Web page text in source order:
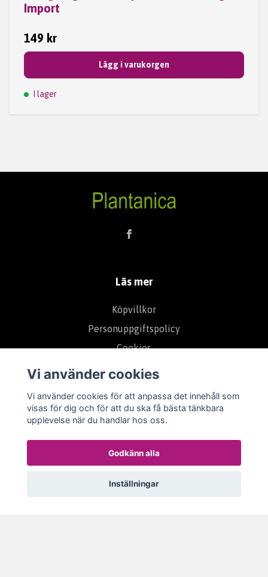
Import
149 kr
Lägg i varukorgen
I lager
Läs mer
Köpvillkor
Personuppgiftspolicy
Cookies
Om Oss
Kundklubb
Ångerrätt - Reklamation
Vi använder cookies
Vi använder cookies för att anpassa det innehåll som
visas för dig och för att du ska få bästa tänkbara
upplevelse när du handlar hos oss.
Godkänn alla
Inställningar